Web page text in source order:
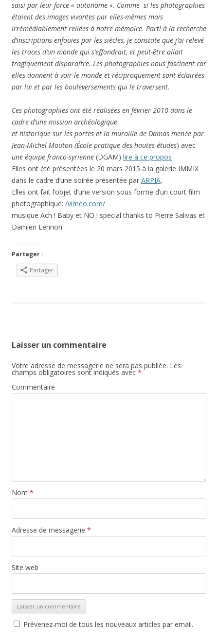
saisi par leur force « autonome ». Comme si les photographies
étaient des images vivantes par elles-mêmes mais
irrémédiablement reliées à notre mémoire. Parti à la recherche
d’inscriptions enfouies par les siècles, je constate que j’ai relevé
les traces d’un monde qui s’effondrait, et peut-être allait
tragiquement disparaître. Les photographies nous fascinent car
elles donnent à voir le monde et réciproquement sont éclairées
par lui et par les bouleversements qui le traversent.
Ces photographies ont été réalisées en février 2010 dans le
cadre d’une mission archéologique
et historique sur les portes et la muraille de Damas menée par
Jean-Michel Mouton (École pratique des hautes études) avec
une équipe franco-syrienne (DGAM) lire à ce propos
Elles ont été présentées le 20 mars 2015 à la galerie IMMIX
dans le cadre d’une soirée présentée par ARPIA.
Elles ont fait l’objet d’une version sous forme d’un court film
photographique: /vimeo.com/
musique Ach ! Baby et NO ! special thanks to Pierre Salivas et
Damien Lennon
Partager :
Partager
Laisser un commentaire
Votre adresse de messagerie ne sera pas publiée. Les
champs obligatoires sont indiqués avec *
Commentaire
Nom *
Adresse de messagerie *
Site web
Prévenez-moi de tous les nouveaux articles par email.